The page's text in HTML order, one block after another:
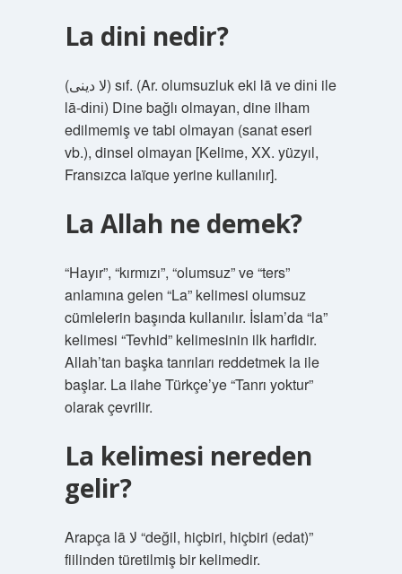
La dini nedir?
(ﻻ ﺩﻳﻨﻰ) sıf. (Ar. olumsuzluk eki lā ve dіnі ile
lā-dіnі) Dine bağlı olmayan, dine ilham
edilmemiş ve tabi olmayan (sanat eseri
vb.), dinsel olmayan [Kelime, XX. yüzyıl,
Fransızca laïque yerine kullanılır].
La Allah ne demek?
“Hayır”, “kırmızı”, “olumsuz” ve “ters”
anlamına gelen “La” kelimesi olumsuz
cümlelerin başında kullanılır. İslam’da “la”
kelimesi “Tevhid” kelimesinin ilk harfidir.
Allah’tan başka tanrıları reddetmek la ile
başlar. La ilahe Türkçe’ye “Tanrı yoktur”
olarak çevrilir.
La kelimesi nereden
gelir?
Arapça lā لا “değil, hiçbiri, hiçbiri (edat)”
fiilinden türetilmiş bir kelimedir.